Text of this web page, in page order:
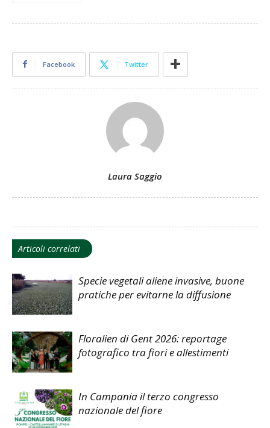
Facebook Twitter
Laura Saggio
Articoli correlati
Specie vegetali aliene invasive, buone
pratiche per evitarne la diffusione
Floralien di Gent 2026: reportage
fotografico tra fiori e allestimenti
In Campania il terzo congresso
nazionale del fiore